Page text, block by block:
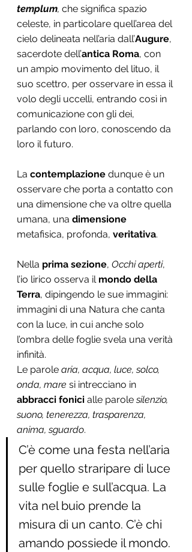
templum, che significa spazio
celeste, in particolare quell’area del
cielo delineata nell’aria dall’Augure,
sacerdote dell’antica Roma, con
un ampio movimento del lituo, il
suo scettro, per osservare in essa il
volo degli uccelli, entrando così in
comunicazione con gli dei,
parlando con loro, conoscendo da
loro il futuro.
La contemplazione dunque è un
osservare che porta a contatto con
una dimensione che va oltre quella
umana, una dimensione
metafisica, profonda, veritativa.
Nella prima sezione, Occhi aperti,
l’io lirico osserva il mondo della
Terra, dipingendo le sue immagini:
immagini di una Natura che canta
con la luce, in cui anche solo
l’ombra delle foglie svela una verità
infinità.
Le parole aria, acqua, luce, solco,
onda, mare si intrecciano in
abbracci fonici alle parole silenzio,
suono, tenerezza, trasparenza,
anima, sguardo.
C’è come una festa nell’aria
per quello straripare di luce
sulle foglie e sull’acqua. La
vita nel buio prende la
misura di un canto. C’è chi
amando possiede il mondo.